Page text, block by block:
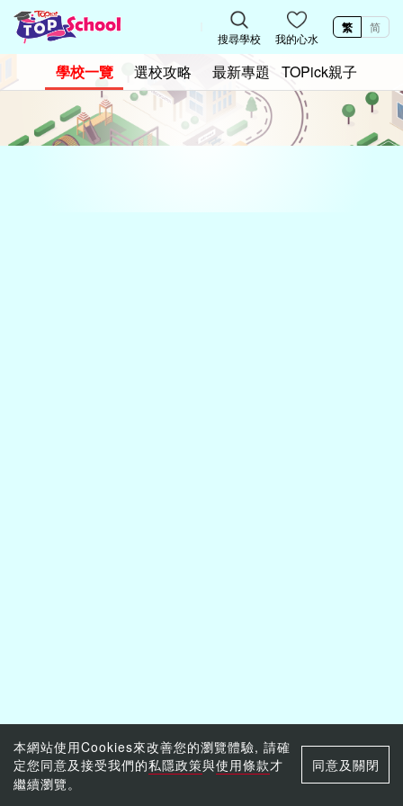
搜尋學校 我的心水
繁 简
學校一覽 選校攻略 最新專題 TOPick親子
本網站使用Cookies來改善您的瀏覽體驗, 請確
定您同意及接受我們的私隱政策與使用條款才
繼續瀏覽。
同意及關閉